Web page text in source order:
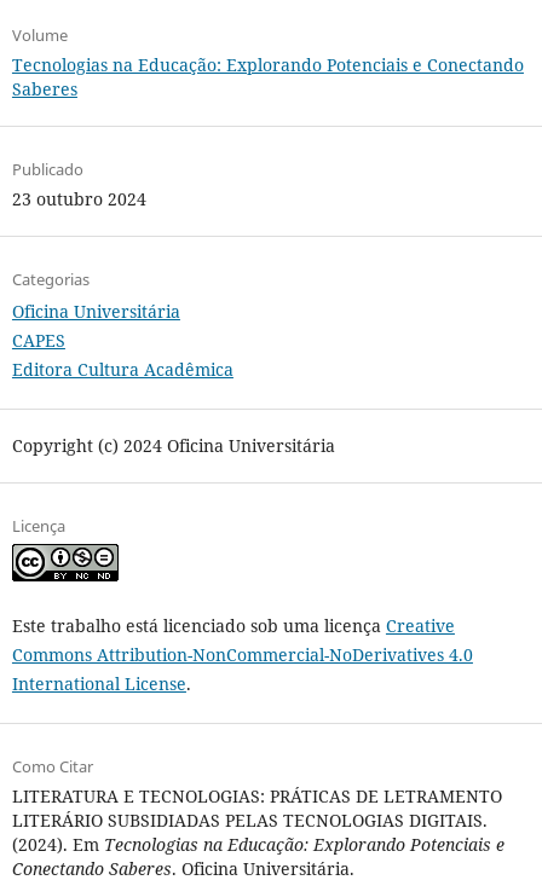
Volume
Tecnologias na Educação: Explorando Potenciais e Conectando
Saberes
Publicado
23 outubro 2024
Categorias
Oficina Universitária
CAPES
Editora Cultura Acadêmica
Copyright (c) 2024 Oficina Universitária
Licença
Este trabalho está licenciado sob uma licença Creative
Commons Attribution-NonCommercial-NoDerivatives 4.0
International License.
Como Citar
LITERATURA E TECNOLOGIAS: PRÁTICAS DE LETRAMENTO
LITERÁRIO SUBSIDIADAS PELAS TECNOLOGIAS DIGITAIS.
(2024). Em Tecnologias na Educação: Explorando Potenciais e
Conectando Saberes. Oficina Universitária.